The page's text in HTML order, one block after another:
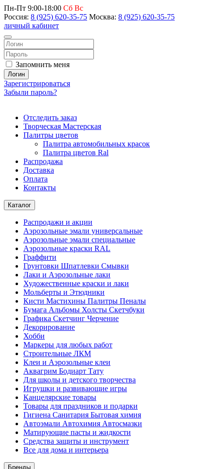
Пн-Пт 9:00-18:00 Сб Вс
Россия: 8 (925) 620-35-75 Москва: 8 (925) 620-35-75
личный кабинет
Запомнить меня
Логин
Зарегистрироваться
Забыли пароль?
Отследить заказ
Творческая Мастерская
Палитры цветов
Палитра автомобильных красок
Палитра цветов Ral
Распродажа
Доставка
Оплата
Контакты
Каталог
Распродажи и акции
Аэрозольные эмали универсальные
Аэрозольные эмали специальные
Аэрозольные краски RAL
Граффити
Грунтовки Шпатлевки Смывки
Лаки и Аэрозольные лаки
Художественные краски и лаки
Мольберты и Этюдники
Кисти Мастихины Палитры Пеналы
Бумага Альбомы Холсты Скетчбуки
Графика Скетчинг Черчение
Декорирование
Хобби
Маркеры для любых работ
Строительные ЛКМ
Клеи и Аэрозольные клеи
Аквагрим Бодиарт Тату
Для школы и детского творчества
Игрушки и развивающие игры
Канцелярские товары
Товары для праздников и подарки
Гигиена Санитария Бытовая химия
Автоэмали Автохимия Автосмазки
Матирующие пасты и жидкости
Средства защиты и инструмент
Все для дома и интерьера
Бренды